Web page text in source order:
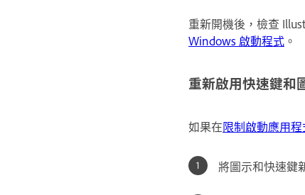
重新開機後，檢查
Windows 啟動程式 。
重新啟用快速鍵和
如果在限制啟動應用
將圖示和快速鍵